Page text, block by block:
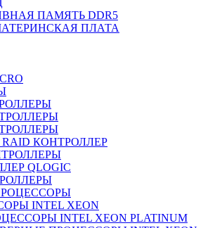
ПАМЯТЬ DDR5
ПЛАТА
RAID КОНТРОЛЛЕР
QLOGIC
INTEL XEON
INTEL XEON PLATINUM